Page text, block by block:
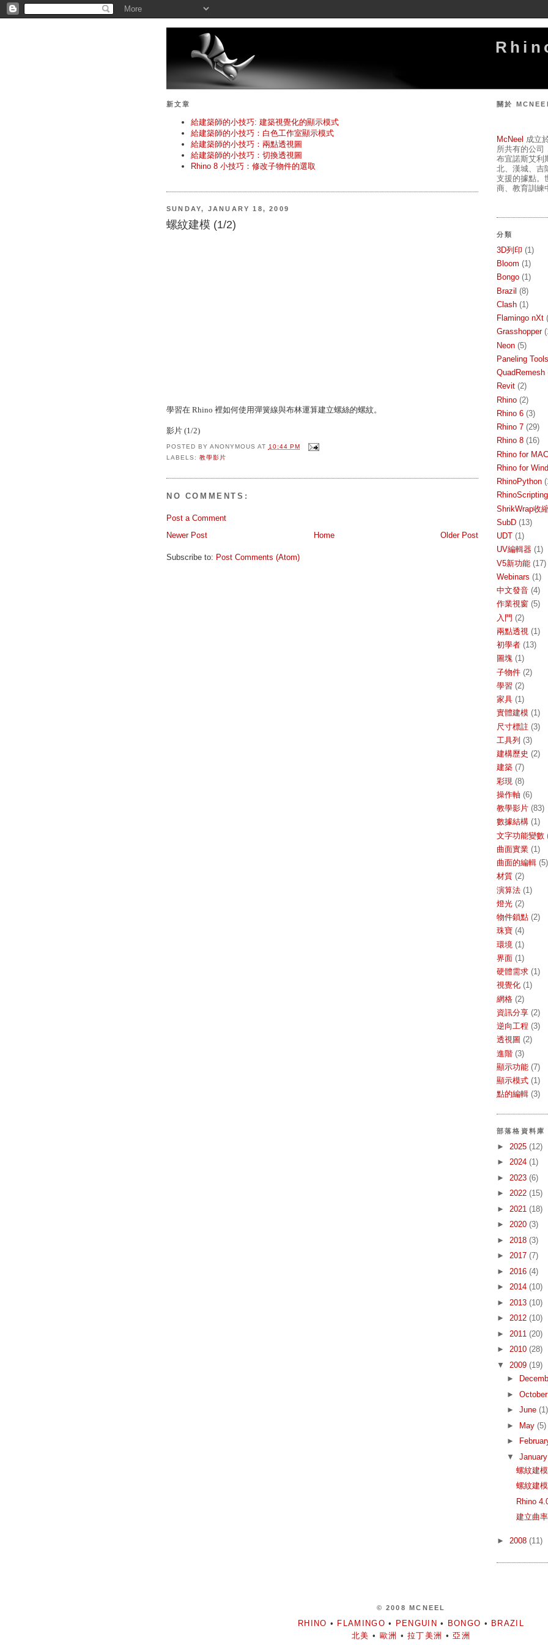
新文章
給建築師的小技巧: 建築視覺化的顯示模式
給建築師的小技巧：白色工作室顯示模式
給建築師的小技巧：兩點透視圖
給建築師的小技巧：切換透視圖
Rhino 8 小技巧：修改子物件的選取
SUNDAY, JANUARY 18, 2009
螺紋建模 (1/2)
學習在 Rhino 裡如何使用彈簧線與布林運算建立螺絲的螺紋。
影片 (1/2)
POSTED BY ANONYMOUS AT 10:44 PM
LABELS: 教學影片
NO COMMENTS:
Post a Comment
Newer Post
Older Post
Home
Subscribe to: Post Comments (Atom)
關於
McNeel 成立
所共有的公司
布宜諾斯艾利
北、漢城、吉
支援的據點。
商、教育訓練
分類
3D列印 (1)
Bloom (1)
Bongo (1)
Brazil (8)
Clash (1)
Flamingo nXt
Grasshopper
Neon (5)
Paneling Tools
QuadRemesh
Revit (2)
Rhino (2)
Rhino 6 (3)
Rhino 7 (29)
Rhino 8 (16)
Rhino for MAC
Rhino for
RhinoPython
RhinoScripting
ShrikWrap收
SubD (13)
UDT (1)
UV編輯器 (1)
V5新功能 (17)
Webinars (1)
中文發音 (4)
作業視窗 (5)
入門 (2)
兩點透視 (1)
初學者 (13)
圖塊 (1)
子物件 (2)
學習 (2)
家具 (1)
實體建模 (1)
尺寸標註 (3)
工具列 (3)
建構歷史 (2)
建築 (7)
彩現 (8)
操作軸 (6)
教學影片 (83)
數據結構 (1)
文字功能變數
曲面實業 (1)
曲面的編輯 (5)
材質 (2)
演算法 (1)
燈光 (2)
物件鎖點 (2)
珠寶 (4)
環境 (1)
界面 (1)
硬體需求 (1)
視覺化 (1)
網格 (2)
資訊分享 (2)
逆向工程 (3)
透視圖 (2)
進階 (3)
顯示功能 (7)
顯示模式 (1)
點的編輯 (3)
部落格資料庫
► 2025 (12)
► 2024 (1)
► 2023 (6)
► 2022 (15)
► 2021 (18)
► 2020 (3)
► 2018 (3)
► 2017 (7)
► 2016 (4)
► 2014 (10)
► 2013 (10)
► 2012 (10)
► 2011 (20)
► 2010 (28)
▼ 2009 (19)
►
►
► June (1)
► May (5)
►
▼
螺紋建
螺紋建
Rhino
建立曲
► 2008 (11)
© 2008 MCNEEL
RHINO • FLAMINGO • PENGUIN • BONGO • BRAZIL
北美 • 歐洲 •拉丁美洲 •亞洲